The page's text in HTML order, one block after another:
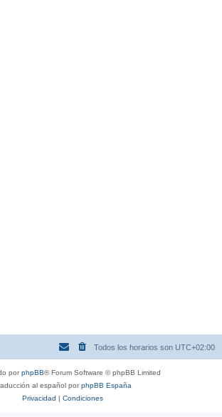
Todos los horarios son UTC+02:00
porphpBB® Forum Software © phpBB Limited
al español porphpBB España
Privacidad | Condiciones